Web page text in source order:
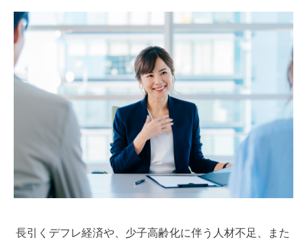
長引くデフレ経済や、少子高齢化に伴う人材不足、また